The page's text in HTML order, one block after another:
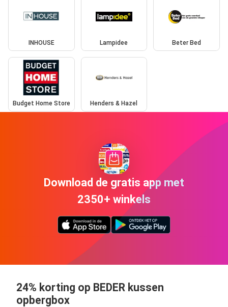
INHOUSE Lampidee Beter Bed
Budget Home Store Henders & Hazel
Download de gratis app met
2350+ winkels
24% korting op BEDER kussen
opbergbox